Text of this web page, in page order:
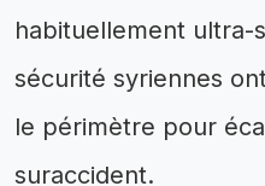
habituellement ultra-
sécurité syriennes
le périmètre pour
suraccident.